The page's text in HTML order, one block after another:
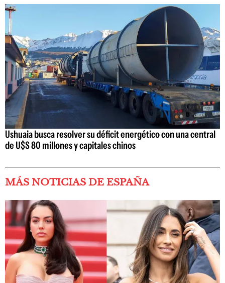
Ushuaia busca resolver su déficit energético con una central
de U$S 80 millones y capitales chinos
MÁS NOTICIAS DE ESPAÑA